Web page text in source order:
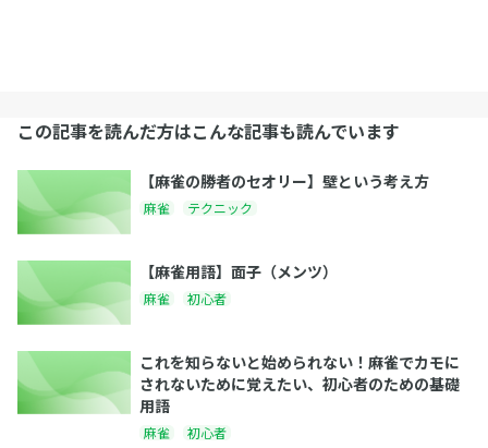
この記事を読んだ方はこんな記事も読んでいます
【麻雀の勝者のセオリー】壁という考え方
麻雀 テクニック
【麻雀用語】面子（メンツ）
麻雀 初心者
これを知らないと始められない！麻雀でカモに
されないために覚えたい、初心者のための基礎
用語
麻雀 初心者